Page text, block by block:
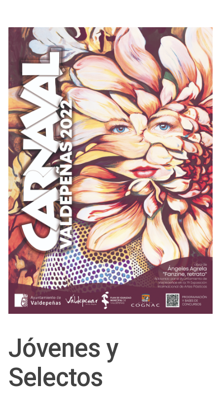
Jóvenes y
Selectos